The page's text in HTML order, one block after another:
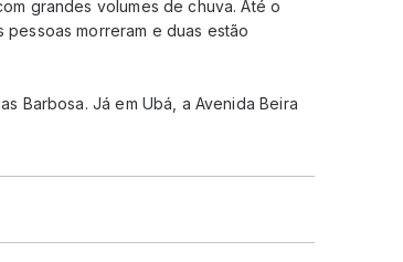
grandes volumes de chuva. Até o
morreram e duas estão
Barbosa. Já em Ubá, a Avenida Beira